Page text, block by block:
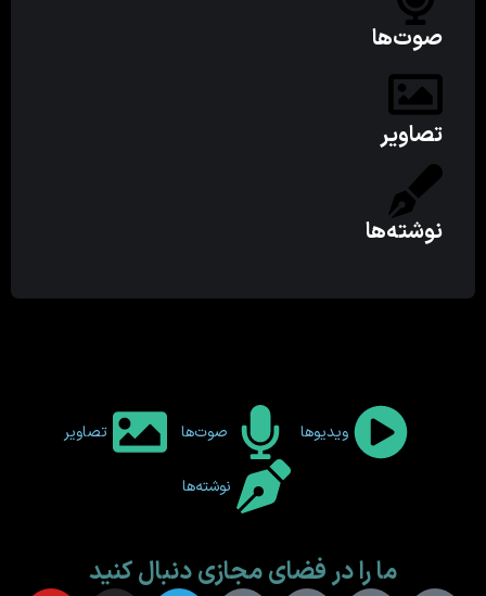
صوت‌ها
تصاویر
نوشته‌ها
ویدیوها صوت‌ها تصاویر
نوشته‌ها
ما را در فضای مجازی دنبال کنید